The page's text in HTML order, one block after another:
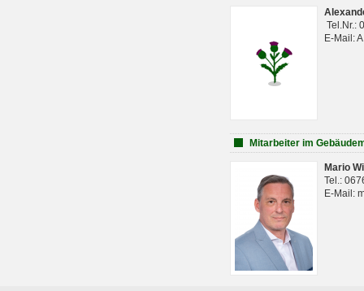
Tel.Nr.:
E-Mail:
Mitarbeiter im
Mario
Tel.:
E-Mail: